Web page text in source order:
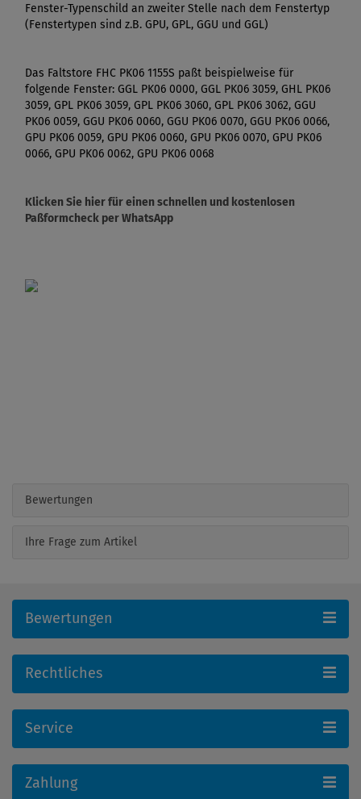
Fenster-Typenschild an zweiter Stelle nach dem Fenstertyp
(Fenstertypen sind z.B. GPU, GPL, GGU und GGL)
Das Faltstore FHC PK06 1155S paßt beispielweise für
folgende Fenster: GGL PK06 0000, GGL PK06 3059, GHL PK06
3059, GPL PK06 3059, GPL PK06 3060, GPL PK06 3062, GGU
PK06 0059, GGU PK06 0060, GGU PK06 0070, GGU PK06 0066,
GPU PK06 0059, GPU PK06 0060, GPU PK06 0070, GPU PK06
0066, GPU PK06 0062, GPU PK06 0068
Klicken Sie hier für einen schnellen und kostenlosen
Paßformcheck per WhatsApp
Bewertungen
Ihre Frage zum Artikel
Bewertungen
Rechtliches
Service
Zahlung